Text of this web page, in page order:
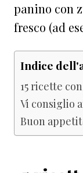
panino con
fresco (ad
Indice
15 ricette
Vi consiglio
Buon